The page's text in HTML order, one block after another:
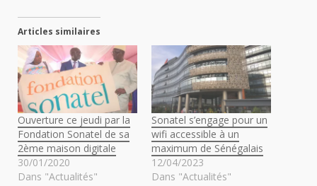
Articles similaires
Ouverture ce jeudi par la
Fondation Sonatel de sa
2ème maison digitale
30/01/2020
Dans "Actualités"
Sonatel s’engage pour un
wifi accessible à un
maximum de Sénégalais
12/04/2023
Dans "Actualités"